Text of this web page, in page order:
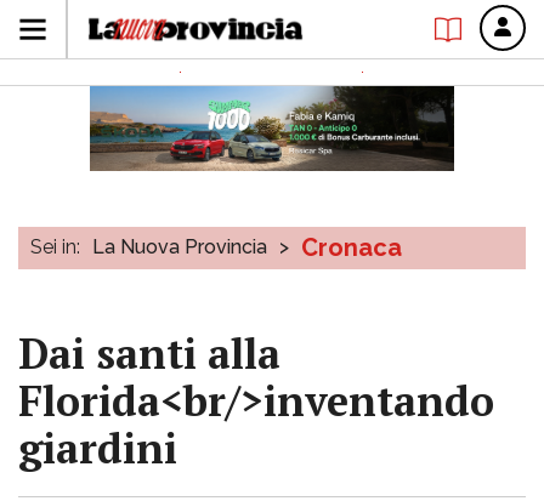
Sei in: La Nuova Provincia > Cronaca
Dai santi alla
Florida<br/>inventando
giardini